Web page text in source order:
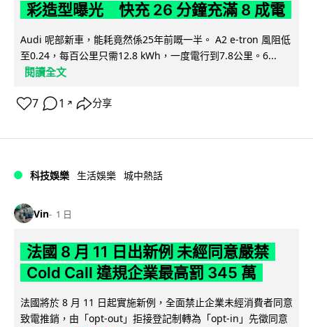
彩造型曝光 快充 26 分鐘充滿 8 成電
Audi 呢部新車，能耗竟然係25年前嘅一半。 A2 e-tron 風阻低
至0.24，每百公里只需12.8 kWh，一度電行到7.8公里。6...
閱讀全文
7 1 ↗ 分享
科技娛樂 生活娛樂 城中熱話
Vin 1 日
法國 8 月 11 日出新例 未經同意嚴禁
Cold Call 違規企業最高罰 345 萬
法國將於 8 月 11 日起實施新例，全面禁止企業未經消費者同意
致電推銷，由「opt-out」拒接登記制轉為「opt-in」先徵同意